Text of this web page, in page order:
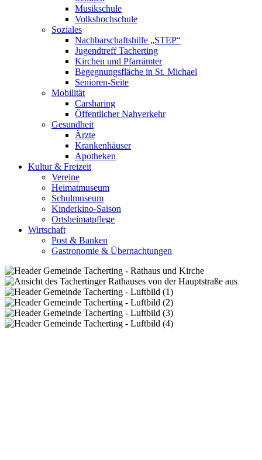
Musikschule
Volkshochschule
Soziales
Nachbarschaftshilfe „STEP“
Jugendtreff Tacherting
Kirchen und Pfarrämter
Begegnungsfläche in St. Michael
Senioren-Seite
Mobilität
Carsharing
Öffentlicher Nahverkehr
Gesundheit
Ärzte
Krankenhäuser
Apotheken
Kultur & Freizeit
Vereine
Heimatmuseum
Schulmuseum
Kinderkino-Saison
Ortsheimatpflege
Wirtschaft
Post & Banken
Gastronomie & Übernachtungen